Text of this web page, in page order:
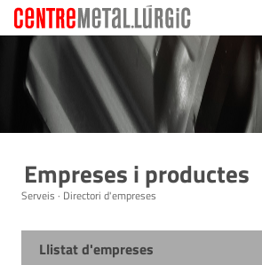
Empreses i productes
Serveis · Directori d'empreses
Llistat d'empreses